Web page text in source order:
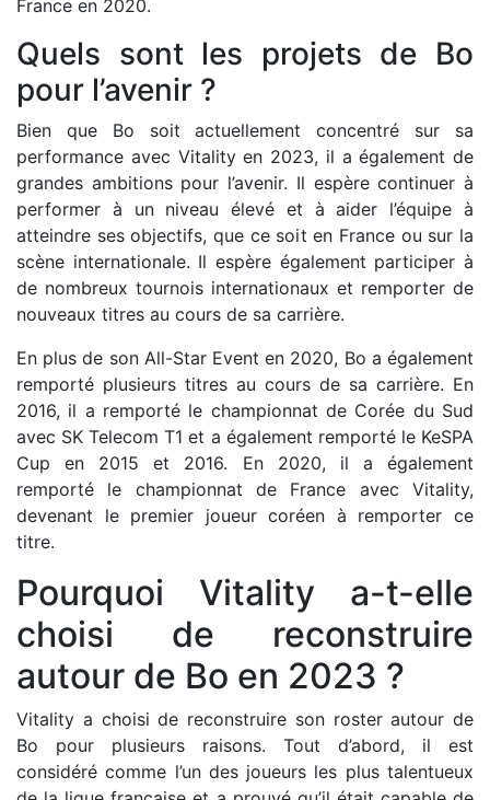
France en 2020.
Quels sont les projets de Bo
pour l’avenir ?
Bien que Bo soit actuellement concentré sur sa
performance avec Vitality en 2023, il a également de
grandes ambitions pour l’avenir. Il espère continuer à
performer à un niveau élevé et à aider l’équipe à
atteindre ses objectifs, que ce soit en France ou sur la
scène internationale. Il espère également participer à
de nombreux tournois internationaux et remporter de
nouveaux titres au cours de sa carrière.
En plus de son All-Star Event en 2020, Bo a également
remporté plusieurs titres au cours de sa carrière. En
2016, il a remporté le championnat de Corée du Sud
avec SK Telecom T1 et a également remporté le KeSPA
Cup en 2015 et 2016. En 2020, il a également
remporté le championnat de France avec Vitality,
devenant le premier joueur coréen à remporter ce
titre.
Pourquoi Vitality a-t-elle
choisi de reconstruire
autour de Bo en 2023 ?
Vitality a choisi de reconstruire son roster autour de
Bo pour plusieurs raisons. Tout d’abord, il est
considéré comme l’un des joueurs les plus talentueux